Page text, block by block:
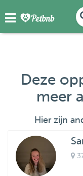
Deze
meer
Hier zijn